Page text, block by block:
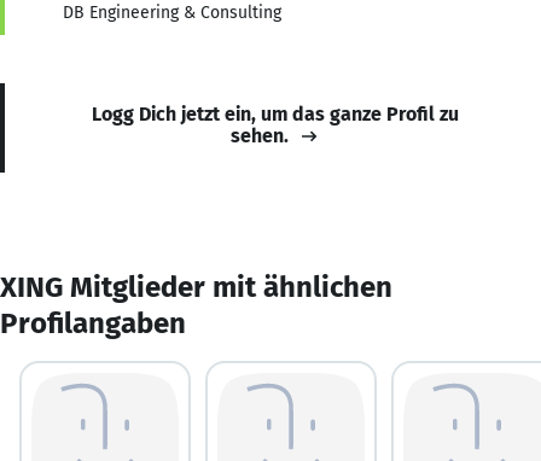
DB Engineering & Consulting
Logg Dich jetzt ein, um das ganze Profil zu
sehen.
XING Mitglieder mit ähnlichen
Profilangaben